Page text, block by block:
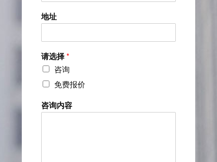
地址
请选择*
咨询
免费报价
咨询内容